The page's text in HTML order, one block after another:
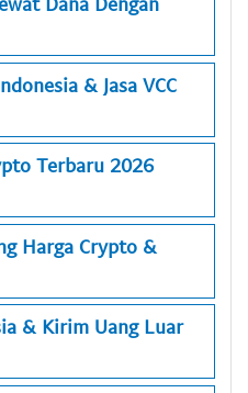
& Jasa VCC
Terbaru 2026
Harga Crypto &
& Kirim Uang Luar